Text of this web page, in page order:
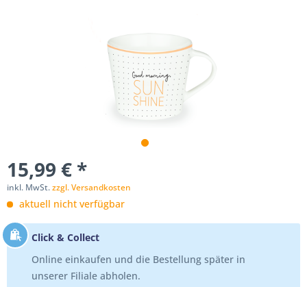
15,99 € *
inkl. MwSt.zzgl. Versandkosten
aktuell nicht verfügbar
Click & Collect
Online einkaufen und die Bestellung später in
unserer Filiale abholen.